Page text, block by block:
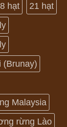
hạt
21 hạt
(Brunay)
Malaysia
rừng Lào